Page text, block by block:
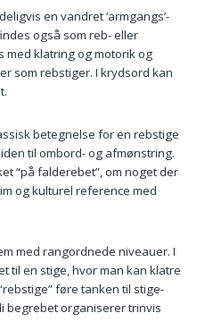
en vandret ‘armgangs’-
også som reb- eller
klatring og motorik og
som rebstiger. I krydsord kan
betegnelse for en rebstige
til ombord- og afmønstring.
“på falderebet”, om noget der
og kulturel reference med
med rangordnede niveauer. I
til en stige, hvor man kan klatre
føre tanken til stige-
begrebet organiserer trinvis